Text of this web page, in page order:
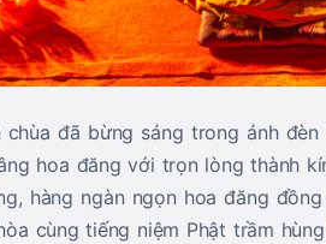
đã bừng sáng trong ánh
hoa đăng với trọn lòng thành
hàng ngàn ngọn hoa đăng
cùng tiếng niệm Phật trầm